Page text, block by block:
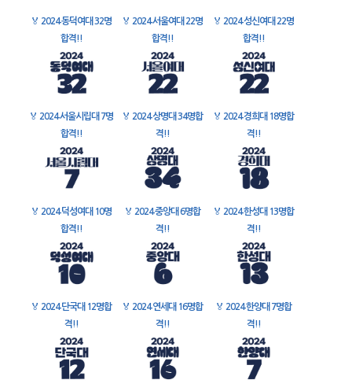
🏅 2024 동덕여대 32명
합격!!
🏅 2024 서울여대 22명
합격!!
🏅 2024 성신여대 22명
합격!!
🏅 2024 서울시립대 7명
합격!!
🏅 2024 상명대 34명합
격!!
🏅 2024 경희대 18명합
격!!
🏅 2024 덕성여대 10명
합격!!
🏅 2024 중앙대 6명합
격!!
🏅 2024 한성대 13명합
격!!
🏅 2024 단국대 12명합
격!!
🏅 2024 연세대 16명합
격!!
🏅 2024 한양대 7명합
격!!